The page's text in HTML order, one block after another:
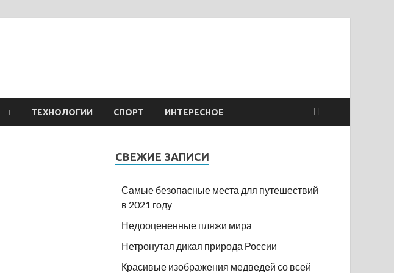
ТЕХНОЛОГИИ СПОРТ ИНТЕРЕСНОЕ
СВЕЖИЕ ЗАПИСИ
Самые безопасные места для путешествий
в 2021 году
Недооцененные пляжи мира
Нетронутая дикая природа России
Красивые изображения медведей со всей